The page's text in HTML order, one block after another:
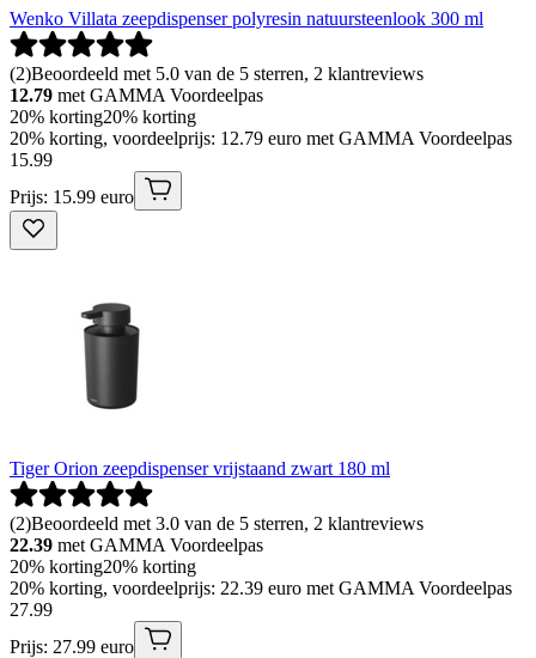
Wenko Villata zeepdispenser polyresin natuursteenlook 300 ml
(2)Beoordeeld met 5.0 van de 5 sterren, 2 klantreviews
12.79 met GAMMA Voordeelpas
20% korting20% korting
20% korting, voordeelprijs: 12.79 euro met GAMMA Voordeelpas
15.99
Prijs: 15.99 euro
Tiger Orion zeepdispenser vrijstaand zwart 180 ml
(2)Beoordeeld met 3.0 van de 5 sterren, 2 klantreviews
22.39 met GAMMA Voordeelpas
20% korting20% korting
20% korting, voordeelprijs: 22.39 euro met GAMMA Voordeelpas
27.99
Prijs: 27.99 euro